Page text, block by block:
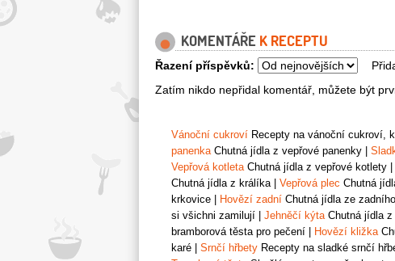
KOMENTÁŘE K RECEPTU
Řazení příspěvků:
Zatím nikdo nepřidal komentář, můžete být
Vánoční cukroví Recepty na vánoční cukroví,
panenkaChutná jídla z vepřové panenky
Vepřová kotletaChutná jídla z vepřové kotlety
Chutná jídla z králíka| Vepřová plec Chutná
krkovice
Hovězí zadní Chutná jídla ze
si všichni zamilují
Jehněčí kýtaChutná jídla
bramborová těsta pro pečení
Hovězí kližka
karé
Srnčí hřbety Recepty na sladké srnčí